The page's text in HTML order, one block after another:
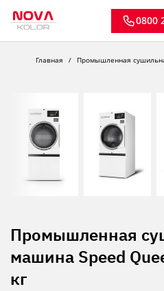
0800
Главная Промышленная
Промышленная
машина Speed
кг